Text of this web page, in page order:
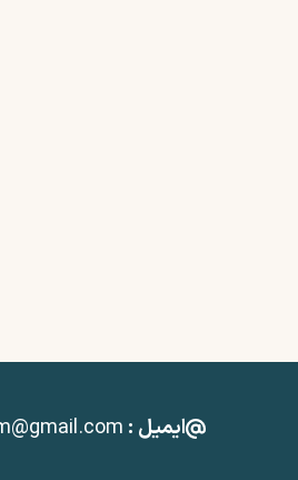
ایمیل :